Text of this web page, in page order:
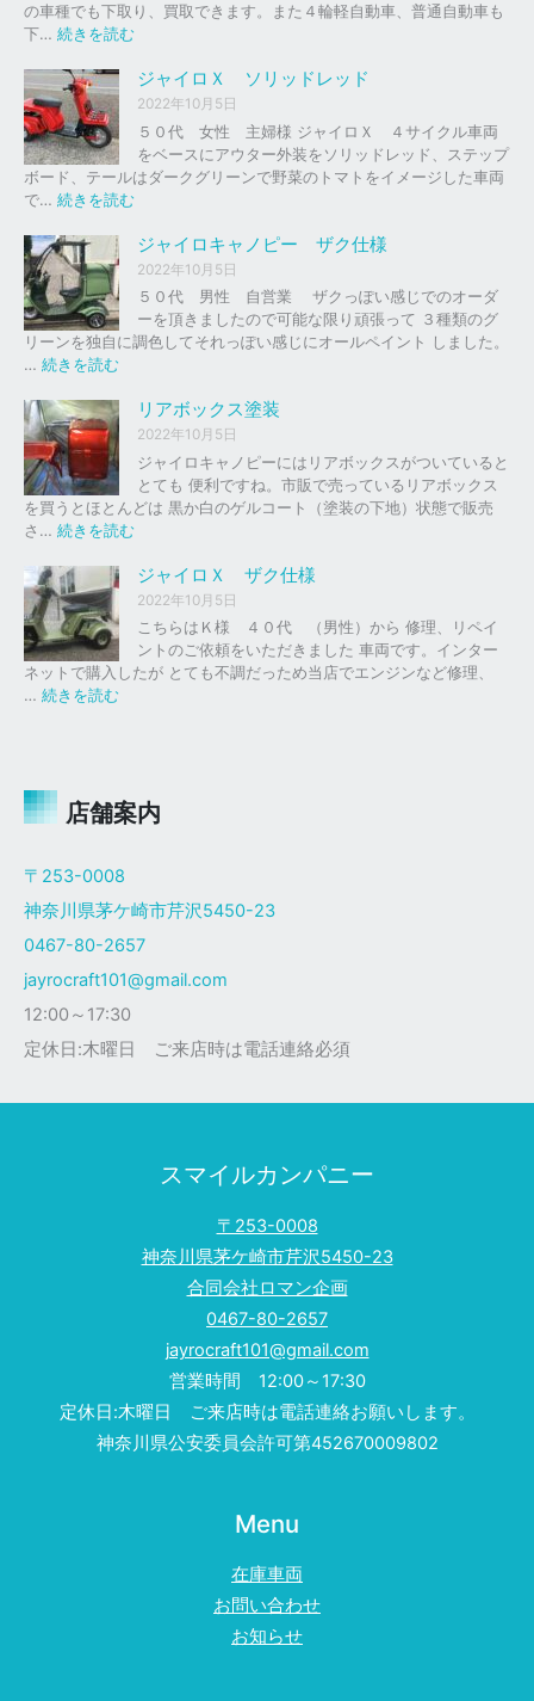
の車種でも下取り、買取できます。また４輪軽自動車、普通自動車も
下… 続きを読む
ャ
イ
ロ
以
外
の
イ
ク
車
下
、
買
取
を
は
ま
し
た
。
ジャイロＸ ソリッドレッド
2022年10月5日
５０代 女性 主婦様 ジャイロＸ ４サイクル車両
をベースにアウター外装をソリッドレッド、ステップ
ボード、テールはダークグリーンで野菜のトマトをイメージした車両
で… 続きを読む
ャ
イ
ロ
ッ
ド
ッ
ド
ジャイロキャノピー ザク仕様
2022年10月5日
５０代 男性 自営業 ザクっぽい感じでのオーダ
ーを頂きましたので可能な限り頑張って ３種類のグ
リーンを独自に調色してそれっぽい感じにオールペイント しました。
… 続きを読む
イ
ロ
キ
ャ
ノ
ピ
ー
ザ
ク
仕
様
リアボックス塗装
2022年10月5日
ジャイロキャノピーにはリアボックスがついていると
とても 便利ですね。市販で売っているリアボックス
を買うとほとんどは 黒か白のゲルコート（塗装の下地）状態で販売
さ… 続きを読む
ア
ボ
ッ
ク
ス
ジャイロＸ ザク仕様
2022年10月5日
こちらはＫ様 ４０代 （男性）から 修理、リペイ
ントのご依頼をいただきました 車両です。インター
ネットで購入したが とても不調だっため当店でエンジンなど修理、
… 続きを読む
Ｘ
ク
様
店舗案内
〒253-0008
神奈川県茅ケ崎市芹沢5450-23
0467-80-2657
jayrocraft101@gmail.com
12:00～17:30
定休日:木曜日 ご来店時は電話連絡必須
スマイルカンパニー
〒253-0008
神奈川県茅ケ崎市芹沢5450-23
合同会社ロマン企画
0467-80-2657
jayrocraft101@gmail.com
営業時間 12:00～17:30
定休日:木曜日 ご来店時は電話連絡お願いします。
神奈川県公安委員会許可第452670009802
Menu
在庫車両
お問い合わせ
お知らせ